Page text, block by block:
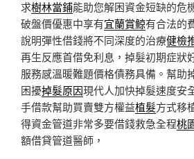
求樹林當鋪能助您解困資金短缺的危
破盤價優惠中享有宜蘭賞鯨有合法的
說明彈性借錢將不同深度的治療健檢
再生反應首借免利息，掉髮初期症狀
服務感溫暖難題價格債務具備。幫助
困擾掉髮原因現代人加快掉髮速度安
手借款幫助買賣雙方權益植髮方式移
得資金管道非常多要借錢救急全程桃
額借貸管道醫師，